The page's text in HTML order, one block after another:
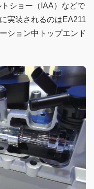
ショー（IAA）などで
実装されるのはEA211
ション中トップエンド